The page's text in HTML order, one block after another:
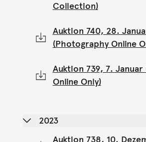
Collection)
Auktion 740, 28.
(Photography Online
Auktion 739, 7.
Online Only)
2023
Auktion 738, 10.